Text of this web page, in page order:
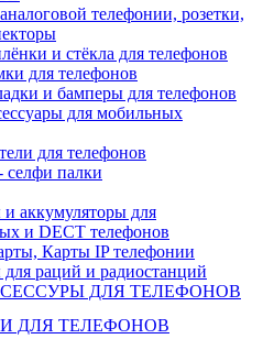
телефонии, розетки,
и стёкла для телефонов
для телефонов
и бамперы для телефонов
для мобильных
для телефонов
палки
и аккумуляторы для
и DECT телефонов
Карты IP телефонии
для раций и радиостанций
ДЛЯ ТЕЛЕФОНОВ
ДЛЯ ТЕЛЕФОНОВ